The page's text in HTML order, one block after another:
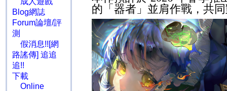
Blog網誌
Forum論壇/評
測
假消息!![網
路謠傳] 追追
追!!
下載
Online
的「器者」並肩作戰，共